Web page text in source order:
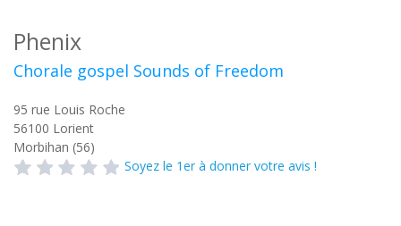
Phenix
Chorale gospel Sounds of Freedom
95 rue Louis Roche
56100 Lorient
Morbihan (56)
Soyez le 1er à donner votre avis !